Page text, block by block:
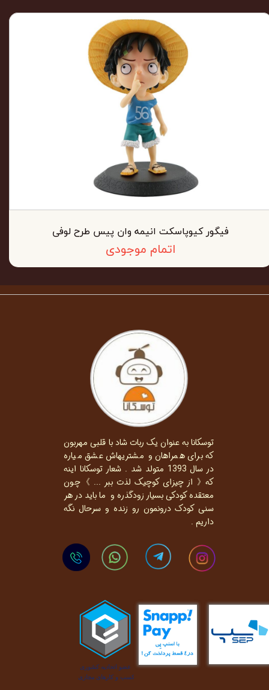
فیگور کیوپاسکت انیمه وان پیس طرح لوفی
اتمام موجودی
توسکانا به عنوان یک ربات شاد با قلبی مهربون
که برای همراهان و مشتریهاش عشق میاره
در سال 1393 متولد شد . شعار توسکانا اینه
که《 از چیزای کوچیک لذت ببر ... 》چون
معتقده کودکی بسیار زودگذره و ما باید در هر
سنی کودک درونمون رو زنده و سرحال نگه
داریم .